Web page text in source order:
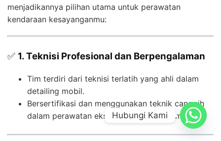
menjadikannya pilihan utama untuk perawatan
kendaraan kesayanganmu:
✅ 1. Teknisi Profesional dan Berpengalaman
Tim terdiri dari teknisi terlatih yang ahli dalam
detailing mobil.
Bersertifikasi dan menggunakan teknik canggih
dalam perawatan eksterior dan interior mobil.
Hubungi Kami